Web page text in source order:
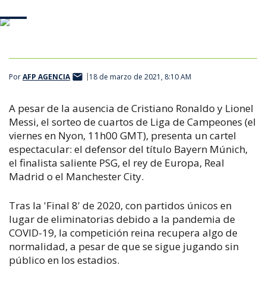
PorAFP AGENCIA 18 de marzo de 2021, 8:10 AM
A pesar de la ausencia de Cristiano Ronaldo y Lionel
Messi, el sorteo de cuartos de Liga de Campeones (el
viernes en Nyon, 11h00 GMT), presenta un cartel
espectacular: el defensor del título Bayern Múnich,
el finalista saliente PSG, el rey de Europa, Real
Madrid o el Manchester City.
Tras la 'Final 8' de 2020, con partidos únicos en
lugar de eliminatorias debido a la pandemia de
COVID-19, la competición reina recupera algo de
normalidad, a pesar de que se sigue jugando sin
público en los estadios.